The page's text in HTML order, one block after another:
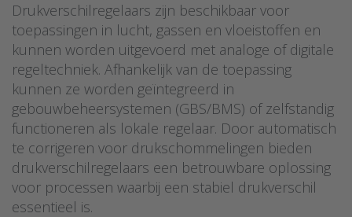
Drukverschilregelaars zijn beschikbaar voor
toepassingen in lucht, gassen en vloeistoffen en
kunnen worden uitgevoerd met analoge of digitale
regeltechniek. Afhankelijk van de toepassing
kunnen ze worden geïntegreerd in
gebouwbeheersystemen (GBS/BMS) of zelfstandig
functioneren als lokale regelaar. Door automatisch
te corrigeren voor drukschommelingen bieden
drukverschilregelaars een betrouwbare oplossing
voor processen waarbij een stabiel drukverschil
essentieel is.